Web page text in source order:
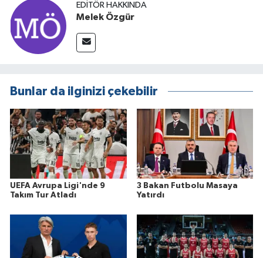
EDITÖR HAKKINDA
Melek Özgür
Bunlar da ilginizi çekebilir
UEFA Avrupa Ligi'nde 9
Takım Tur Atladı
3 Bakan Futbolu Masaya
Yatırdı